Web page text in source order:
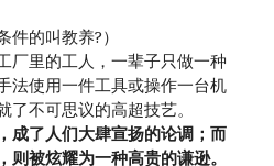
件的叫教养?）
厂里的工人，一辈子只做一种
法使用一件工具或操作一台机
不可思议的高超技艺。
成了人们大肆宣扬的论调；而
被炫耀为一种高贵的谦逊。